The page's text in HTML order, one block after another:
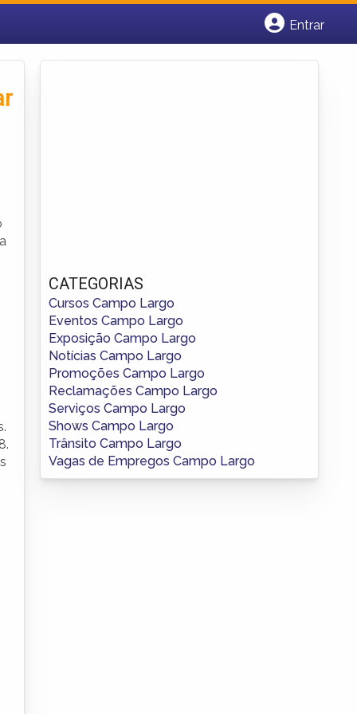
Entrar
CATEGORIAS
Cursos Campo Largo
Eventos Campo Largo
Exposição Campo Largo
Notícias Campo Largo
Promoções Campo Largo
Reclamações Campo Largo
Serviços Campo Largo
Shows Campo Largo
Trânsito Campo Largo
Vagas de Empregos Campo Largo